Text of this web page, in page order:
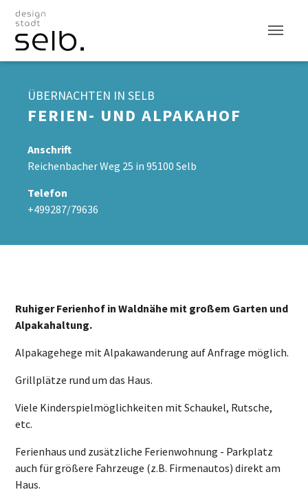
Zum Hauptinhalt
ÜBERNACHTEN IN SELB
FERIEN- UND ALPAKAHOF
Anschrift
Reichenbacher Weg 25 in 95100 Selb
Telefon
+499287/79636
Ruhiger Ferienhof in Waldnähe mit großem Garten und
Alpakahaltung.
Alpakagehege mit Alpakawanderung auf Anfrage möglich.
Grillplätze rund um das Haus.
Viele Kinderspielmöglichkeiten mit Schaukel, Rutsche,
etc.
Ferienhaus und zusätzliche Ferienwohnung - Parkplatz
auch für größere Fahrzeuge (z.B. Firmenautos) direkt am
Haus.